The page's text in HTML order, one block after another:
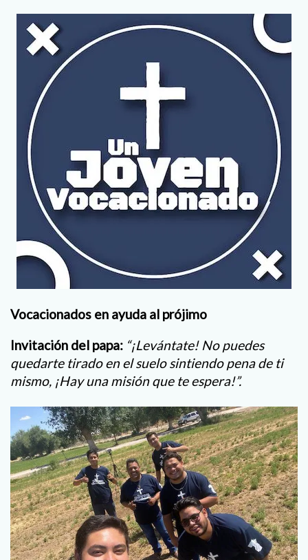
Vocacionados en ayuda al prójimo
Invitación del papa: “¡Levántate! No puedes
quedarte tirado en el suelo sintiendo pena de ti
mismo, ¡Hay una misión que te espera!”.